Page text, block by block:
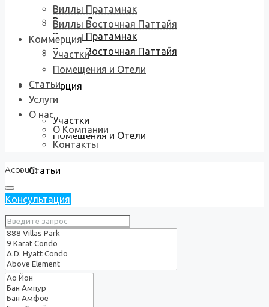
Виллы Джомтьен
Виллы Пратамнак
Виллы Восточная Паттайя
Коммерция
Участки
Помещения и Отели
Статьи
Услуги
О нас
Виллы Пратамнак
Виллы Восточная Паттайя
Коммерция
Участки
Помещения и Отели
Статьи
Услуги
О нас
О Компании
Контакты
Account
Консультация